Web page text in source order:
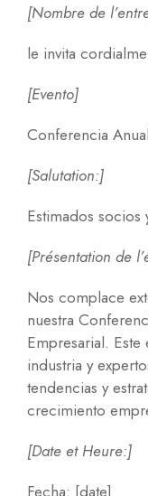
[Nombre de
le invita
[Evento]
Conferencia
[Salutation:]
Estimados
[Présentation de
Nos complace
nuestra
Empresarial.
industria y
tendencias y
crecimiento
[Date et Heure:]
Fecha: [date]